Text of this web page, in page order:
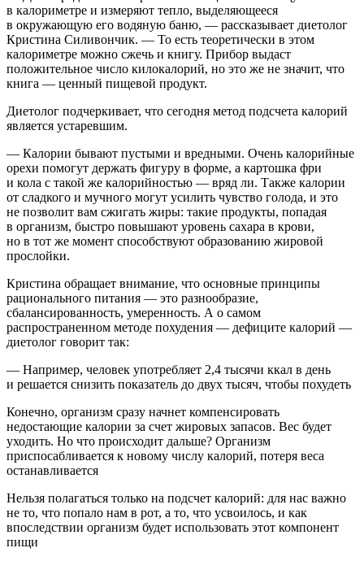
в калориметре и измеряют тепло, выделяющееся
в окружающую его водяную баню, — рассказывает диетолог
Кристина Силивончик. — То есть теоретически в этом
калориметре можно сжечь и книгу. Прибор выдаст
положительное число килокалорий, но это же не значит, что
книга — ценный пищевой продукт.
Диетолог подчеркивает, что сегодня метод подсчета калорий
является устаревшим.
— Калории бывают пустыми и вредными. Очень калорийные
орехи помогут держать фигуру в форме, а картошка фри
и кола с такой же калорийностью — вряд ли. Также калории
от сладкого и мучного могут усилить чувство голода, и это
не позволит вам сжигать жиры: такие продукты, попадая
в организм, быстро повышают уровень сахара в крови,
но в тот же момент способствуют образованию жировой
прослойки.
Кристина обращает внимание, что основные принципы
рационального питания — это разнообразие,
сбалансированность, умеренность. А о самом
распространенном методе похудения — дефиците калорий —
диетолог говорит так:
— Например, человек употребляет 2,4 тысячи ккал в день
и решается снизить показатель до двух тысяч, чтобы похудеть
Конечно, организм сразу начнет компенсировать
недостающие калории за счет жировых запасов. Вес будет
уходить. Но что происходит дальше? Организм
приспосабливается к новому числу калорий, потеря веса
останавливается
Нельзя полагаться только на подсчет калорий: для нас важно
не то, что попало нам в рот, а то, что усвоилось, и как
впоследствии организм будет использовать этот компонент
пищи